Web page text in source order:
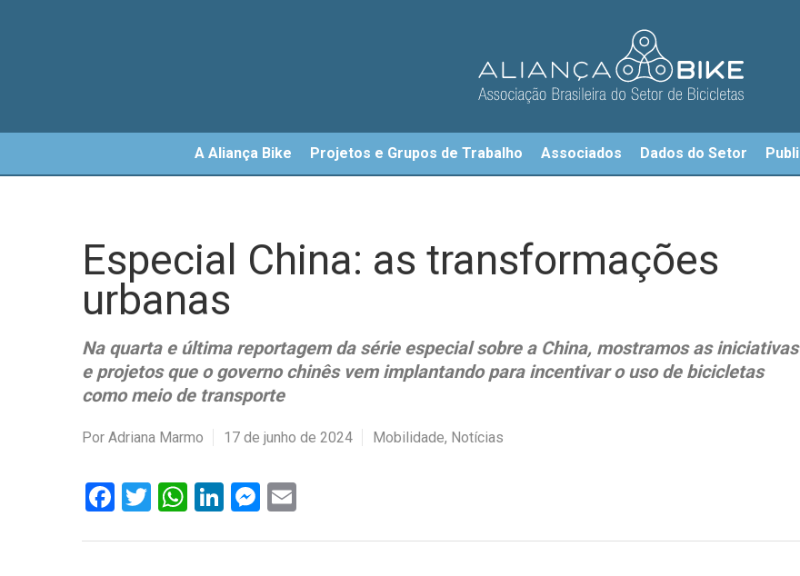
A Aliança Bike Projetos e Grupos de Trabalho Associados Dados do Setor
Especial China: as transformações
urbanas
Na quarta e última reportagem da série especial sobre a China, mostramos as iniciativas
e projetos que o governo chinês vem implantando para incentivar o uso de bicicletas
como meio de transporte
Por Adriana Marmo 17 de junho de 2024 Mobilidade, Notícias
Facebook
Twitter
WhatsApp
LinkedIn
Messenger